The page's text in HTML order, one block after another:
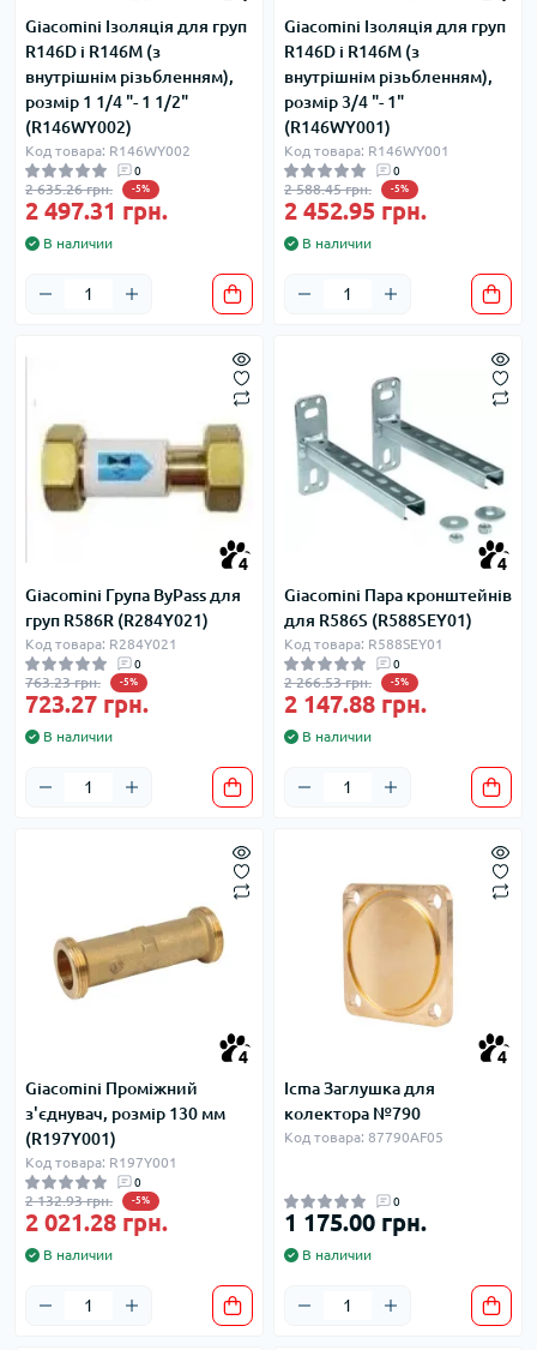
Giacomini Ізоляція для груп
R146D і R146M (з
внутрішнім різьбленням),
розмір 1 1/4 "- 1 1/2"
(R146WY002)
Код товара: R146WY002
0
2 635.26 грн. -5%
2 497.31 грн.
В наличии
Giacomini Ізоляція для груп
R146D і R146M (з
внутрішнім різьбленням),
розмір 3/4 "- 1"
(R146WY001)
Код товара: R146WY001
0
2 588.45 грн. -5%
2 452.95 грн.
В наличии
4
Giacomini Група ByPass для
груп R586R (R284Y021)
Код товара: R284Y021
0
763.23 грн. -5%
723.27 грн.
В наличии
4
Giacomini Пара кронштейнів
для R586S (R588SEY01)
Код товара: R588SEY01
0
2 266.53 грн. -5%
2 147.88 грн.
В наличии
4
Giacomini Проміжний
з'єднувач, розмір 130 мм
(R197Y001)
Код товара: R197Y001
0
2 132.93 грн. -5%
2 021.28 грн.
В наличии
4
Icma Заглушка для
колектора №790
Код товара: 87790AF05
0
1 175.00 грн.
В наличии